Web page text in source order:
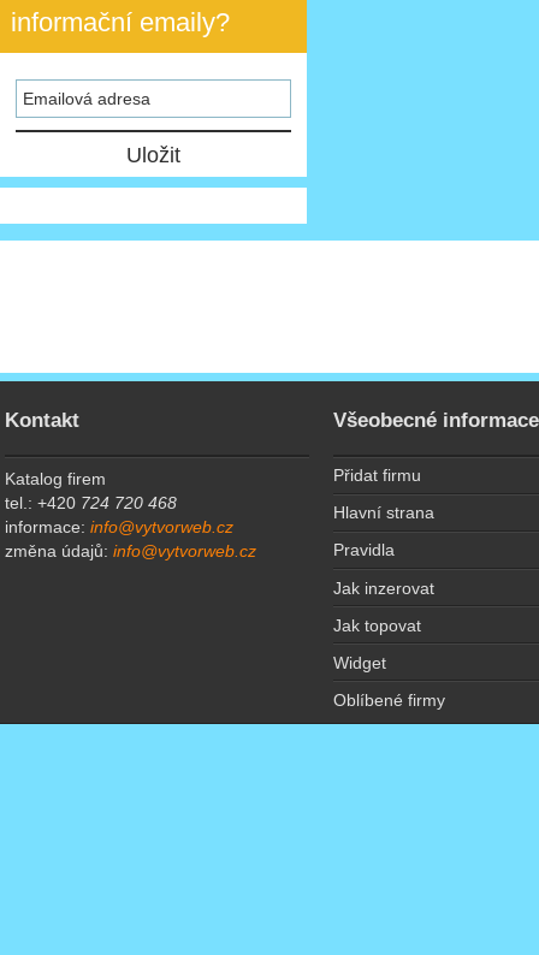
informační emaily?
Kontakt
Katalog firem
tel.: +420 724 720 468
informace:info@vytvorweb.cz
změna údajů:info@vytvorweb.cz
Všeobecné informace
Přidat firmu
Hlavní strana
Pravidla
Jak inzerovat
Jak topovat
Widget
Oblíbené firmy